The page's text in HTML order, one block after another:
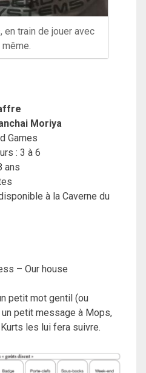
en train de jouer avec
même.
Moriya
Games
: 3 à 6
ans
à la Caverne du
– Our house
petit mot gentil (ou
petit message à Mops,
les lui fera suivre.